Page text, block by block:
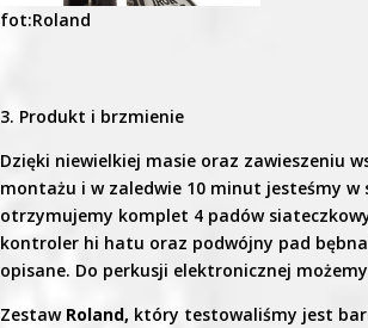
fot:Roland
3. Produkt i brzmienie
Dzięki niewielkiej masie oraz zawieszeniu
montażu i w zaledwie 10 minut jesteśmy w
otrzymujemy komplet 4 padów
kontroler hi hatu oraz podwójny pad
opisane. Do perkusji elektronicznej
Zestaw Roland, który testowaliśmy jest